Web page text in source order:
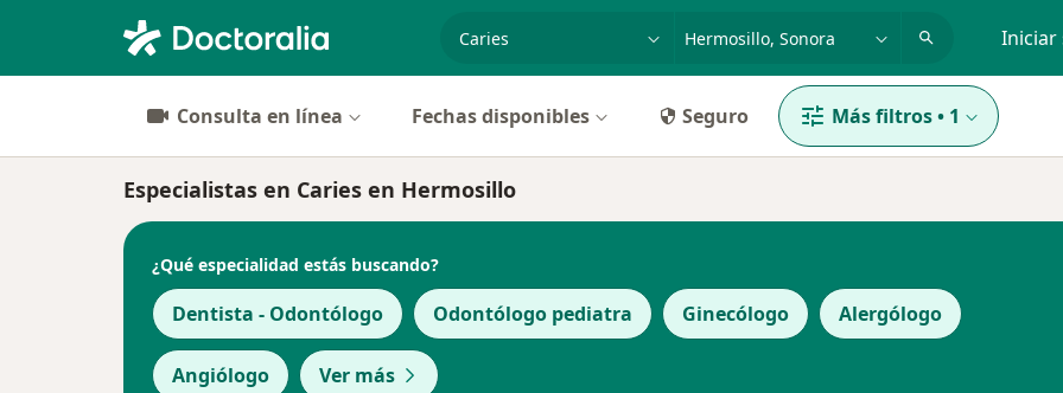
Iniciar
Consulta en línea Fechas disponibles Seguro Más filtros• 1
Especialistas en Caries en Hermosillo
¿Qué especialidad estás buscando?
Dentista - Odontólogo Odontólogo pediatra Ginecólogo Alergólogo
Angiólogo Ver más